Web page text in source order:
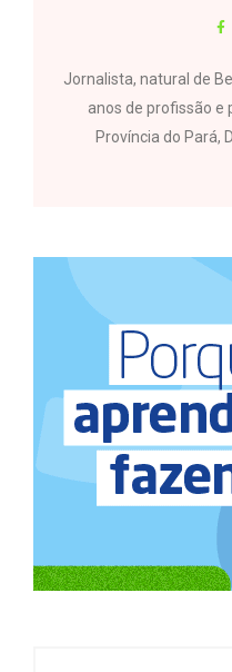
Jornalista, natural de
anos de profissão e
Província do Pará,